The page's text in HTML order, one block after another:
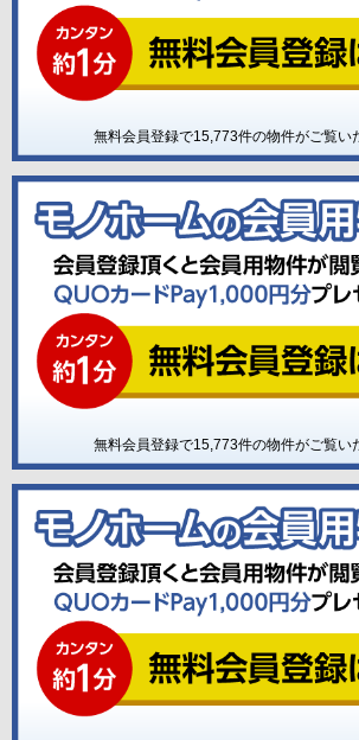
無料会員登録で15,773件の物件がご覧い
無料会員登録で15,773件の物件がご覧い